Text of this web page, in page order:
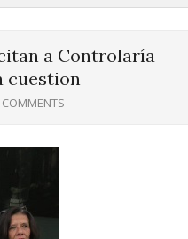
a Controlaría
cuestion
COMMENTS